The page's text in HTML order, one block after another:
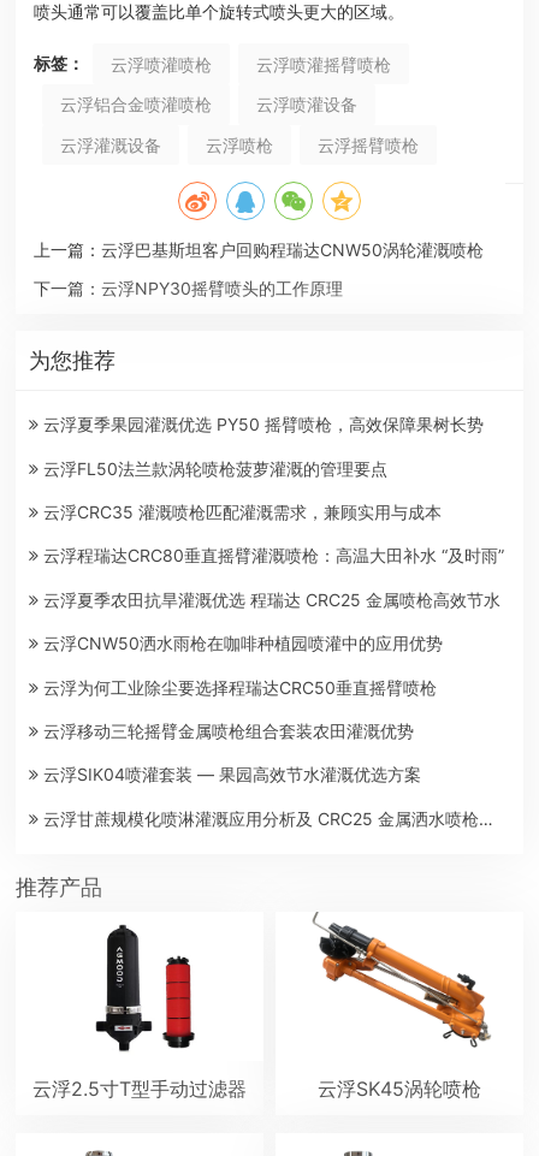
喷头通常可以覆盖比单个旋转式喷头更大的区域。
标签： 云浮喷灌喷枪
云浮喷灌摇臂喷枪
云浮铝合金喷灌喷枪
云浮喷灌设备
云浮灌溉设备
云浮喷枪 云浮摇臂喷枪
上一篇： 云浮巴基斯坦客户回购程瑞达CNW50涡轮灌溉喷枪
下一篇： 云浮NPY30摇臂喷头的工作原理
为您推荐
云浮夏季果园灌溉优选 PY50 摇臂喷枪，高效保障果树长势
云浮FL50法兰款涡轮喷枪菠萝灌溉的管理要点
云浮CRC35 灌溉喷枪匹配灌溉需求，兼顾实用与成本
云浮程瑞达CRC80垂直摇臂灌溉喷枪：高温大田补水 “及时雨”
云浮夏季农田抗旱灌溉优选 程瑞达 CRC25 金属喷枪高效节水
云浮CNW50洒水雨枪在咖啡种植园喷灌中的应用优势
云浮为何工业除尘要选择程瑞达CRC50垂直摇臂喷枪
云浮移动三轮摇臂金属喷枪组合套装农田灌溉优势
云浮SIK04喷灌套装 — 果园高效节水灌溉优选方案
云浮甘蔗规模化喷淋灌溉应用分析及 CRC25 金属洒水喷枪适配要点
推荐产品
云浮2.5寸T型手动过滤器 云浮SK45涡轮喷枪